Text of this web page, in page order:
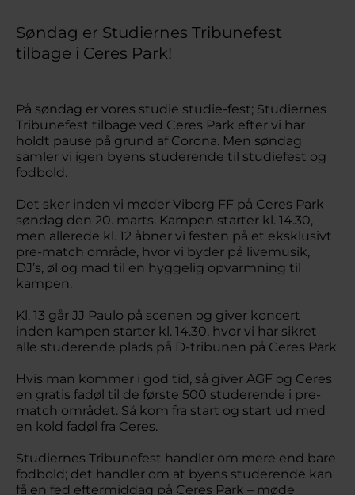
Søndag er Studiernes Tribunefest
tilbage i Ceres Park!
På søndag er vores studie studie-fest; Studiernes
Tribunefest tilbage ved Ceres Park efter vi har
holdt pause på grund af Corona. Men søndag
samler vi igen byens studerende til studiefest og
fodbold.
Det sker inden vi møder Viborg FF på Ceres Park
søndag den 20. marts. Kampen starter kl. 14.30,
men allerede kl. 12 åbner vi festen på et eksklusivt
pre-match område, hvor vi byder på livemusik,
DJ’s, øl og mad til en hyggelig opvarmning til
kampen.
Kl. 13 går JJ Paulo på scenen og giver koncert
inden kampen starter kl. 14.30, hvor vi har sikret
alle studerende plads på D-tribunen på Ceres Park.
Hvis man kommer i god tid, så giver AGF og Ceres
en gratis fadøl til de første 500 studerende i pre-
match området. Så kom fra start og start ud med
en kold fadøl fra Ceres.
Studiernes Tribunefest handler om mere end bare
fodbold; det handler om at byens studerende kan
få en fed eftermiddag på Ceres Park – møde